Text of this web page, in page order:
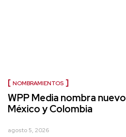
NOMBRAMIENTOS
WPP Media nombra
México y Colombia
agosto 5, 2026